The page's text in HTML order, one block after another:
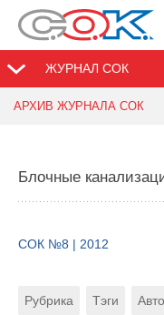
ЖУРНАЛ СОК
АРХИВ ЖУРНАЛА СОК
Блочные
СОК №8 | 2012
Рубрика Тэги
СОК №8 | 2012
Рубрика Автор
В этой статье
СОК №8 | 2012